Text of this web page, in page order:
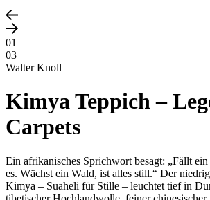
01
03
Walter Knoll
Kimya Teppich –
Carpets
Ein afrikanisches Sprichwort besagt: „Fällt
es. Wächst ein Wald, ist alles still.“ Der
Kimya – Suaheli für Stille – leuchtet tief in